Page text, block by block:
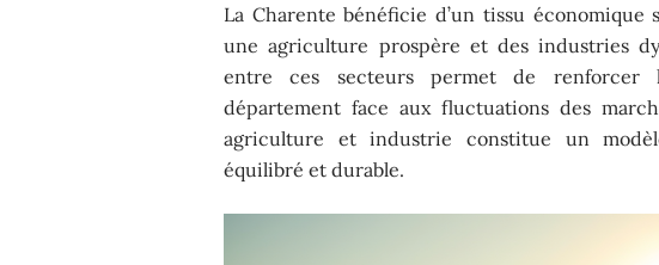
La Charente bénéficie d’un tissu
une agriculture prospère et des industries
entre ces secteurs permet de renforcer
département face aux fluctuations des
agriculture et industrie constitue un
équilibré et durable.